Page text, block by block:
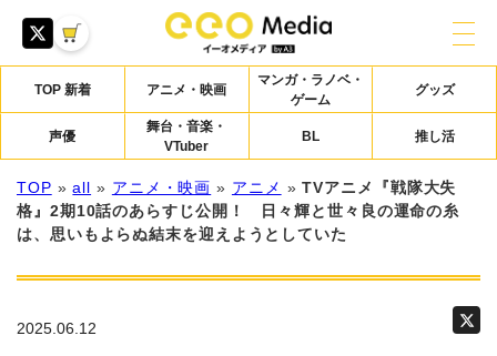
TOP 新着 アニメ・映画
マンガ・ラノベ・
ゲーム
グッズ
声優
舞台・音楽・
VTuber
BL 推し活
TOP »all » アニメ・映画 » アニメ »TVアニメ『戦隊大失
格』2期10話のあらすじ公開！ 日々輝と世々良の運命の糸
は、思いもよらぬ結末を迎えようとしていた
2025.06.12